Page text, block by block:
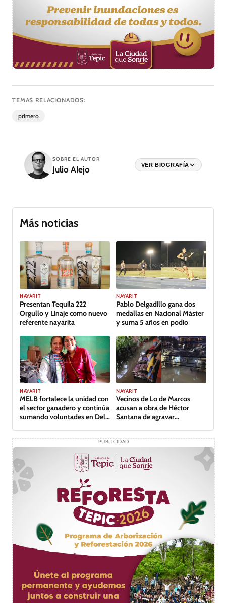
TEMAS RELACIONADOS:
primero
SOBRE EL AUTOR
Julio Alejo VER BIOGRAFÍA
Más noticias
GALERÍA
NAYARIT
Presentan Tequila 222
Orgullo y Linaje como nuevo
referente nayarita
NAYARIT
Pablo Delgadillo gana dos
medallas en Nacional Máster
y suma 5 años en podio
NAYARIT
MELB fortalece la unidad con
el sector ganadero y continúa
sumando voluntades en Del
NAYARIT
Vecinos de Lo de Marcos
acusan a obra de Héctor
Santana de agravar
PUBLICIDAD